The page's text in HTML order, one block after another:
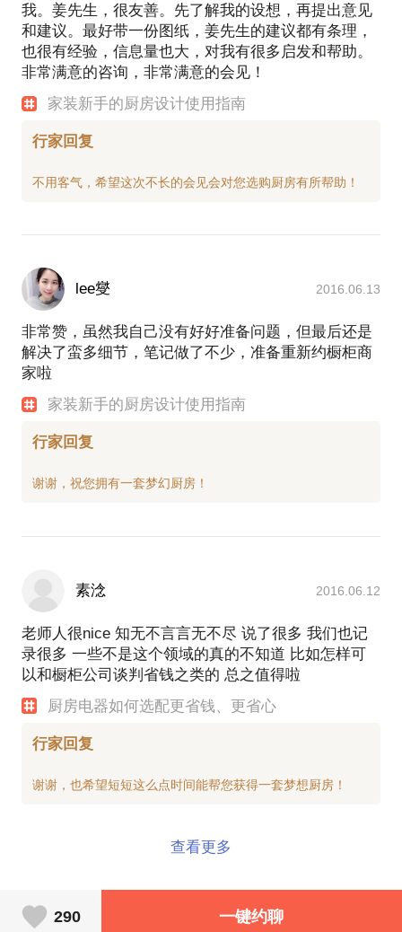
我。姜先生，很友善。先了解我的设想，再提出意见
和建议。最好带一份图纸，姜先生的建议都有条理，
也很有经验，信息量也大，对我有很多启发和帮助。
非常满意的咨询，非常满意的会见！
家装新手的厨房设计使用指南
行家回复
lee燮 2016.06.13
非常赞，虽然我自己没有好好准备问题，但最后还是
解决了蛮多细节，笔记做了不少，准备重新约橱柜商
家啦
家装新手的厨房设计使用指南
行家回复
素淰 2016.06.12
老师人很nice 知无不言言无不尽 说了很多 我们也记
录很多 一些不是这个领域的真的不知道 比如怎样可
以和橱柜公司谈判省钱之类的 总之值得啦
厨房电器如何选配更省钱、更省心
行家回复
查看更多
290 一键约聊